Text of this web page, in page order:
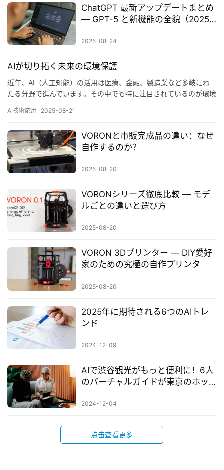
ル
セ
ッ
ト
I
活
用
お
問
い
合
せ
ChatGPT 最新アップデートまとめ
— GPT-5 と新機能の全貌（2025
2025-08-24
AIが切り拓く未来の環境保護
近年、AI（人工知能）の活用は医療、金融、製造業など多岐にわ
たる分野で進んでいます。その中でも特に注目されているのが環境
に…
AI技術応用 2025-08-21
VORONと市販完成品の違い：なぜ
自作するのか？
2025-08-20
VORONシリーズ徹底比較 ― モデ
ルごとの違いと選び方
2025-08-20
VORON 3Dプリンター ― DIY愛好
家のための究極の自作プリンタ
2025-08-20
2025年に期待される6つのAIトレ
ンド
2024-12-09
AIで渋谷観光がもっと便利に！6人
のバーチャルガイドが東京のホッ
2024-12-04
点击查看更多